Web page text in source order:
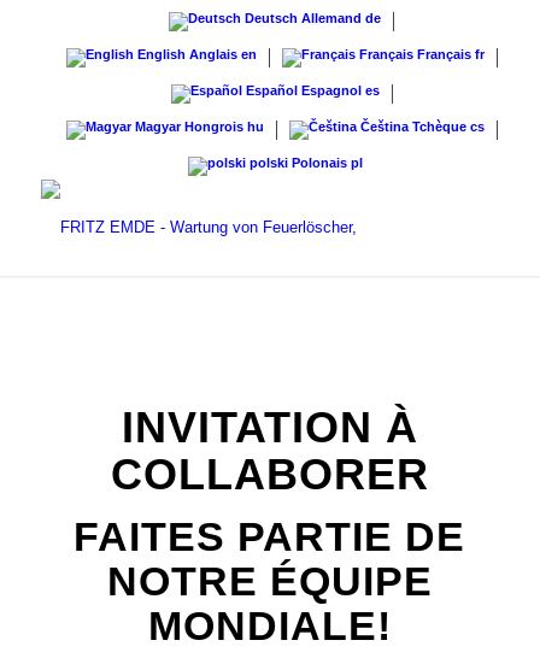
Deutsch Allemand de
English Anglais en Français Français fr
Español Espagnol es
Magyar Hongrois hu Čeština Tchèque cs
polski Polonais pl
INVITATION À
COLLABORER
FAITES PARTIE DE
NOTRE ÉQUIPE
MONDIALE!